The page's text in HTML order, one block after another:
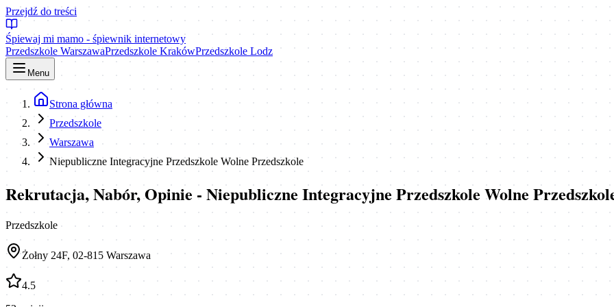
Przejdź do treści
Śpiewaj mi mamo - śpiewnik internetowy
Przedszkole WarszawaPrzedszkole KrakówPrzedszkole Lodz
Menu
Strona główna
Przedszkole
Warszawa
Niepubliczne Integracyjne Przedszkole Wolne Przedszkole
Rekrutacja, Nabór, Opinie - Niepubliczne Integracyjne Przedszkole Wolne
Przedszkole
Żołny 24F, 02-815 Warszawa
4.5